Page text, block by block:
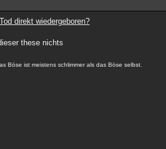
direkt wiedergeboren?
these nichts
Böse ist meistens schlimmer als das Böse selbst.